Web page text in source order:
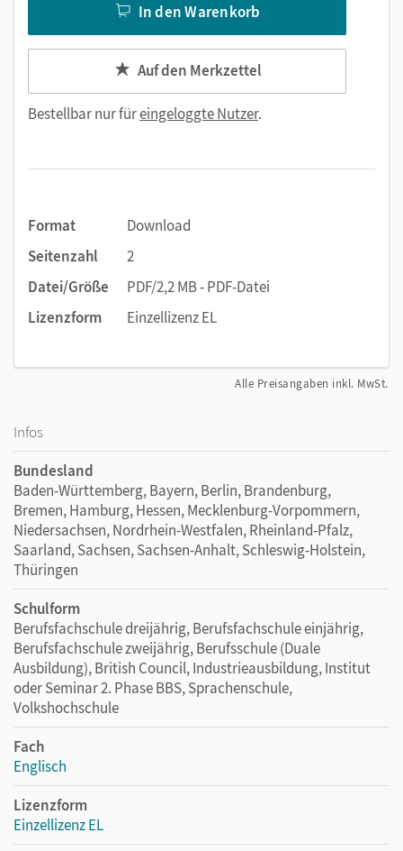
In den Warenkorb
Auf den Merkzettel
Bestellbar nur füreingeloggte Nutzer.
Format
Download
Seitenzahl
2
Datei/Größe
PDF/2,2 MB - PDF-Datei
Lizenzform
Einzellizenz EL
Alle Preisangaben inkl. MwSt.
Infos
Bundesland
Baden-Württemberg, Bayern, Berlin, Brandenburg,
Bremen, Hamburg, Hessen, Mecklenburg-Vorpommern,
Niedersachsen, Nordrhein-Westfalen, Rheinland-Pfalz,
Saarland, Sachsen, Sachsen-Anhalt, Schleswig-Holstein,
Thüringen
Schulform
Berufsfachschule dreijährig, Berufsfachschule einjährig,
Berufsfachschule zweijährig, Berufsschule (Duale
Ausbildung), British Council, Industrieausbildung, Institut
oder Seminar 2. Phase BBS, Sprachenschule,
Volkshochschule
Fach
Englisch
Lizenzform
Einzellizenz EL